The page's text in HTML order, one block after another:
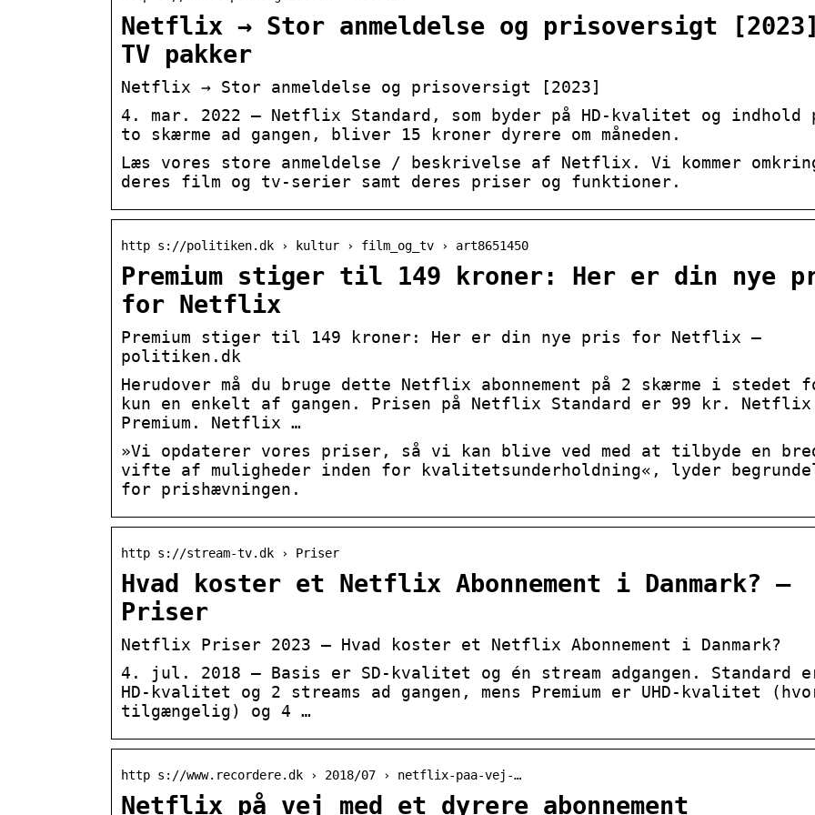
Netflix → Stor anmeldelse og prisoversigt
TV pakker
Netflix → Stor anmeldelse og prisoversigt [2023]
4. mar. 2022 — Netflix Standard, som byder på HD-kvalitet og indhold
to skærme ad gangen, bliver 15 kroner dyrere om måneden.
Læs vores store anmeldelse / beskrivelse af Netflix. Vi kommer
deres film og tv-serier samt deres priser og funktioner.
http s://politiken.dk › kultur › film_og_tv › art8651450
Premium stiger til 149 kroner: Her er din nye
for Netflix
Premium stiger til 149 kroner: Her er din nye pris for Netflix –
politiken.dk
Herudover må du bruge dette Netflix abonnement på 2 skærme i stedet
kun en enkelt af gangen. Prisen på Netflix Standard er 99 kr. Netflix
Premium. Netflix …
»Vi opdaterer vores priser, så vi kan blive ved med at tilbyde en
vifte af muligheder inden for kvalitetsunderholdning«, lyder
for prishævningen.
http s://stream-tv.dk › Priser
Hvad koster et Netflix Abonnement i Danmark? –
Priser
Netflix Priser 2023 – Hvad koster et Netflix Abonnement i Danmark?
4. jul. 2018 — Basis er SD-kvalitet og én stream adgangen. Standard
HD-kvalitet og 2 streams ad gangen, mens Premium er UHD-kvalitet
tilgængelig) og 4 …
http s://www.recordere.dk › 2018/07 › netflix-paa-vej-…
Netflix på vej med et dyrere abonnement